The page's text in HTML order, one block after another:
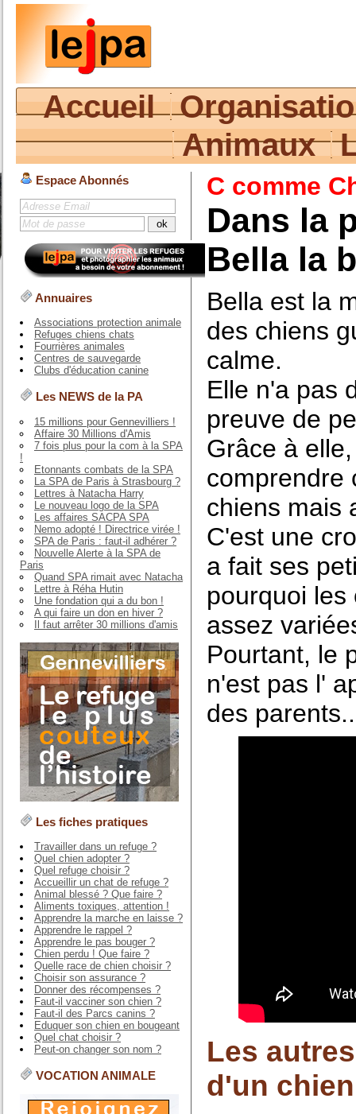
Accueil
Animaux
Espace Abonnés
Annuaires
Associations protection animale
Refuges chiens chats
Fourrières animales
Centres de sauvegarde
Clubs d'éducation canine
Les NEWS de la PA
15 millions pour Gennevilliers !
Affaire 30 Millions d'Amis
7 fois plus pour la com à la SPA
!
Etonnants combats de la SPA
La SPA de Paris à Strasbourg ?
Lettres à Natacha Harry
Le nouveau logo de la SPA
Les affaires SACPA SPA
Nemo adopté ! Directrice virée !
SPA de Paris : faut-il adhérer ?
Nouvelle Alerte à la SPA de
Paris
Quand SPA rimait avec Natacha
Lettre à Réha Hutin
Une fondation qui a du bon !
A qui faire un don en hiver ?
Il faut arrêter 30 millions d'amis
Les fiches pratiques
Travailler dans un refuge ?
Quel chien adopter ?
Quel refuge choisir ?
Accueillir un chat de refuge ?
Animal blessé ? Que faire ?
Aliments toxiques, attention !
Apprendre la marche en laisse ?
Apprendre le rappel ?
Apprendre le pas bouger ?
Chien perdu ! Que faire ?
Quelle race de chien choisir ?
Choisir son assurance ?
Donner des récompenses ?
Faut-il vacciner son chien ?
Faut-il des Parcs canins ?
Eduquer son chien en bougeant
Quel chat choisir ?
Peut-on changer son nom ?
VOCATION ANIMALE
C comme
Dans la
Bella la
Bella est la
des chiens
calme.
Elle n'a pas
preuve de
Grâce à
comprendre
chiens mais
C'est une
a fait ses
pourquoi
assez
Pourtant, le
n'est pas l'
des
Les
d'un